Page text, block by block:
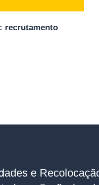
recrutamento
e